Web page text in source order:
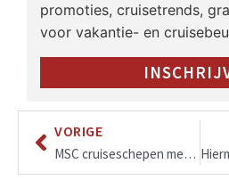
promoties, cruisetrends,
voor vakantie- en
VORIGE
MSC cruiseschepen met een Yacht Club